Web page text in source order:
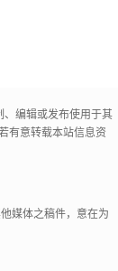
、编辑或发布使用于其
有意转载本站信息资
媒体之稿件，意在为